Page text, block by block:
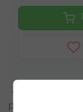
product